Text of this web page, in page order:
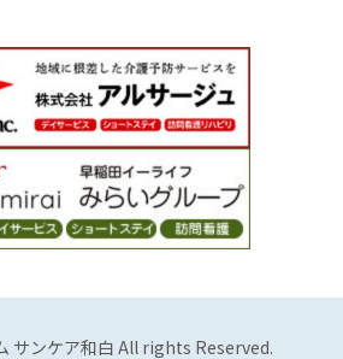
サンケア和白 All rights Reserved.